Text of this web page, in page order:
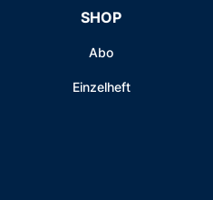
SHOP
Abo
Einzelheft